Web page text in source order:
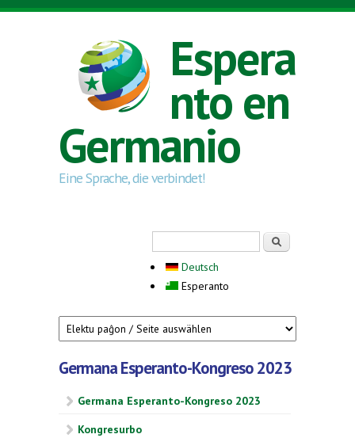
Skip to main content
Espera
nto en
Germanio
Eine Sprache, die verbindet!
Deutsch
Esperanto
Germana Esperanto-Kongreso 2023
Germana Esperanto-Kongreso 2023
Kongresurbo